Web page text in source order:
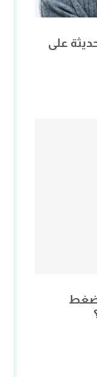
على